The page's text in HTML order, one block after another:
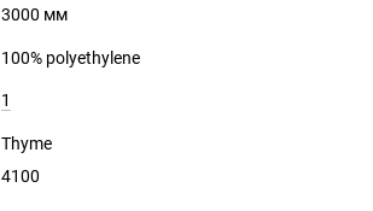
3000 мм
100% polyethylene
1
Thyme
4100